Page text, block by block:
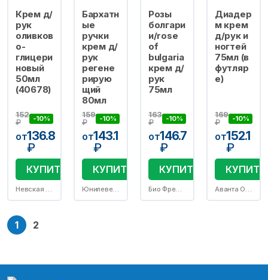
Крем д/
рук
оливков
о-
глицери
новый
50мл
(40678)
152
₽
-10%
от136.8
₽
КУПИТЬ
Невская косметика АО
Бархатн
ые
ручки
крем д/
рук
регене
рирую
щий
80мл
159
₽
-10%
от143.1
₽
КУПИТЬ
Юнилевер Русь ООО
Розы
болгари
и/rose
of
bulgaria
крем д/
рук
75мл
163
₽
-10%
от146.7
₽
КУПИТЬ
Био Фреш Лтд
Диадер
м крем
д/рук и
ногтей
75мл (в
футляр
е)
169
₽
-10%
от152.1
₽
КУПИТЬ
Аванта ОАО
1 2